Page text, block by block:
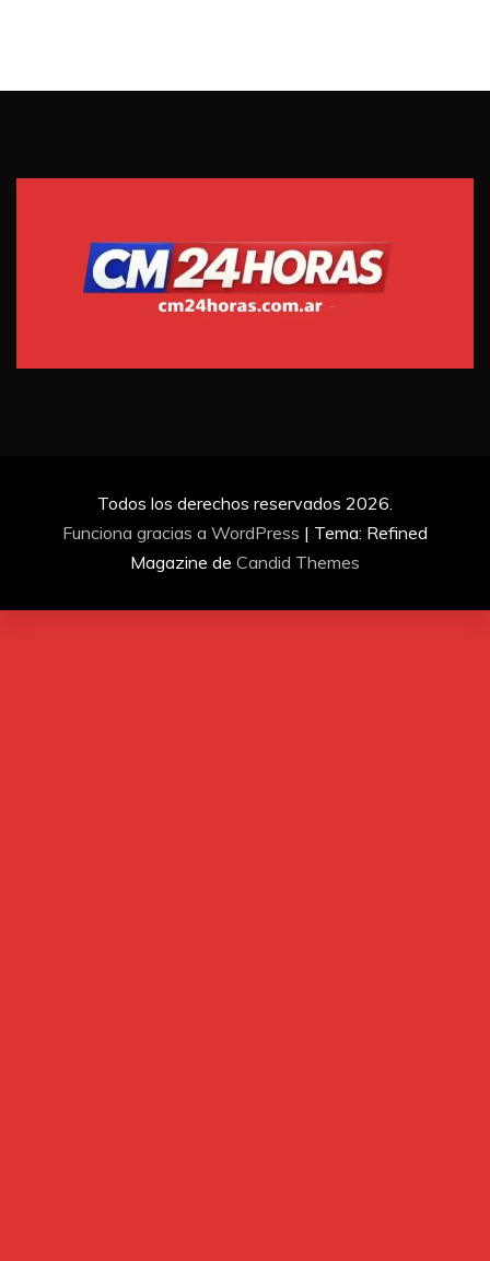
Todos los derechos reservados 2026.
Funciona gracias a WordPress | Tema: Refined
Magazine de Candid Themes